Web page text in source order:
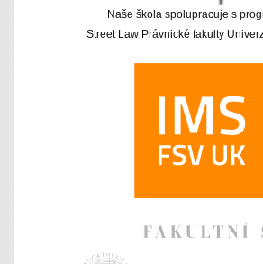
Naše škola spolupracuje s
Street Law Právnické fakulty